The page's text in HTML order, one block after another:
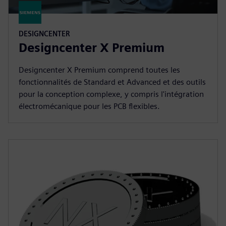
DESIGNCENTER
Designcenter X Premium
Designcenter X Premium comprend toutes les
fonctionnalités de Standard et Advanced et des outils
pour la conception complexe, y compris l'intégration
électromécanique pour les PCB flexibles.